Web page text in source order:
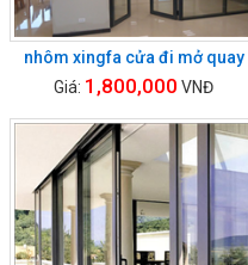
nhôm xingfa cửa đi mở quay
Giá: 1,800,000 VNĐ